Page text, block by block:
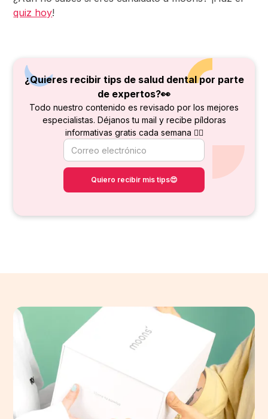
quiz hoy!
¿Quieres recibir tips de salud dental por parte
de expertos?👀
Todo nuestro contenido es revisado por los mejores
especialistas. Déjanos tu mail y recibe píldoras
informativas gratis cada semana 👇🏻